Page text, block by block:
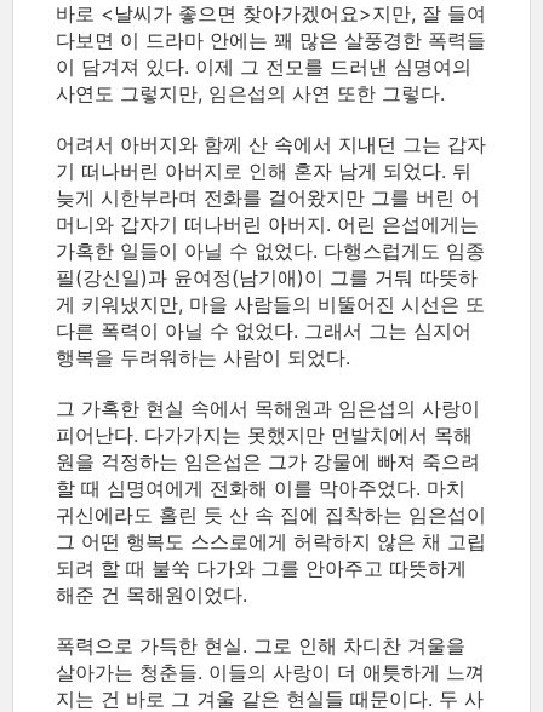
바로 <날씨가 좋으면 찾아가겠어요>지만, 잘 들여
다보면 이 드라마 안에는 꽤 많은 살풍경한 폭력들
이 담겨져 있다. 이제 그 전모를 드러낸 심명여의
사연도 그렇지만, 임은섭의 사연 또한 그렇다.
어려서 아버지와 함께 산 속에서 지내던 그는 갑자
기 떠나버린 아버지로 인해 혼자 남게 되었다. 뒤
늦게 시한부라며 전화를 걸어왔지만 그를 버린 어
머니와 갑자기 떠나버린 아버지. 어린 은섭에게는
가혹한 일들이 아닐 수 없었다. 다행스럽게도 임종
필(강신일)과 윤여정(남기애)이 그를 거둬 따뜻하
게 키워냈지만, 마을 사람들의 비뚤어진 시선은 또
다른 폭력이 아닐 수 없었다. 그래서 그는 심지어
행복을 두려워하는 사람이 되었다.
그 가혹한 현실 속에서 목해원과 임은섭의 사랑이
피어난다. 다가가지는 못했지만 먼발치에서 목해
원을 걱정하는 임은섭은 그가 강물에 빠져 죽으려
할 때 심명여에게 전화해 이를 막아주었다. 마치
귀신에라도 홀린 듯 산 속 집에 집착하는 임은섭이
그 어떤 행복도 스스로에게 허락하지 않은 채 고립
되려 할 때 불쑥 다가와 그를 안아주고 따뜻하게
해준 건 목해원이었다.
폭력으로 가득한 현실. 그로 인해 차디찬 겨울을
살아가는 청춘들. 이들의 사랑이 더 애틋하게 느껴
지는 건 바로 그 겨울 같은 현실들 때문이다. 두 사